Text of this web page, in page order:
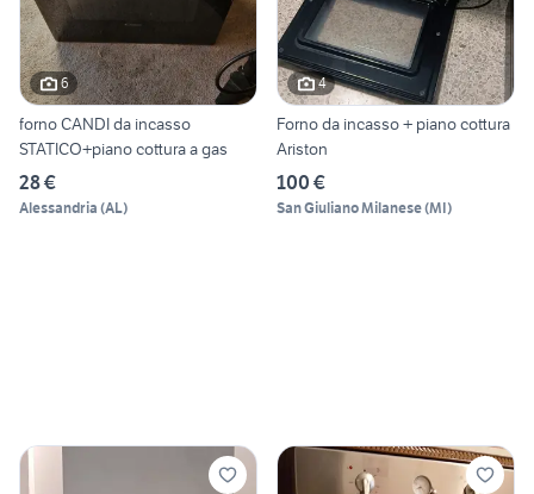
6
forno CANDI da incasso
STATICO+piano cottura a gas
28 €
Alessandria (AL)
4
Forno da incasso + piano cottura
Ariston
100 €
San Giuliano Milanese(MI)